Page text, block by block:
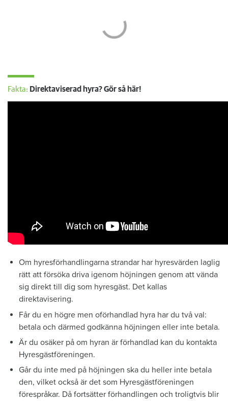
Fakta: Direktaviserad hyra? Gör så här!
Om hyresförhandlingarna strandar har hyresvärden laglig
rätt att försöka driva igenom höjningen genom att vända
sig direkt till dig som hyresgäst. Det kallas
direktavisering.
Får du en högre men oförhandlad hyra har du två val:
betala och därmed godkänna höjningen eller inte betala.
Är du osäker på om hyran är förhandlad kan du kontakta
Hyresgästföreningen.
Går du inte med på höjningen ska du heller inte betala
den, vilket också är det som Hyresgästföreningen
förespråkar. Då fortsätter förhandlingen och troligtvis blir